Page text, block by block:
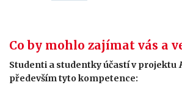
Co by mohlo zajímat vás a
Studenti a studentky účastí v projektu
především tyto kompetence: